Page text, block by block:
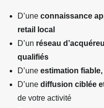
D’une connaissance
retail local
D’un réseau
qualifiés
D’une estimation
D’une diffusion ciblée
de votre activité